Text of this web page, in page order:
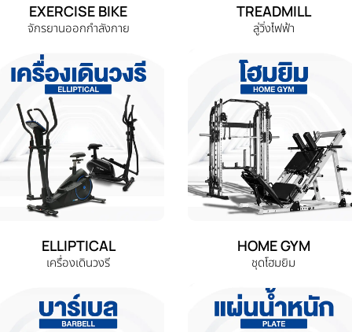
EXERCISE BIKE
จักรยานออกกำลังกาย
TREADMILL
ลู่วิ่งไฟฟ้า
ELLIPTICAL
เครื่องเดินวงรี
HOME GYM
ชุดโฮมยิม